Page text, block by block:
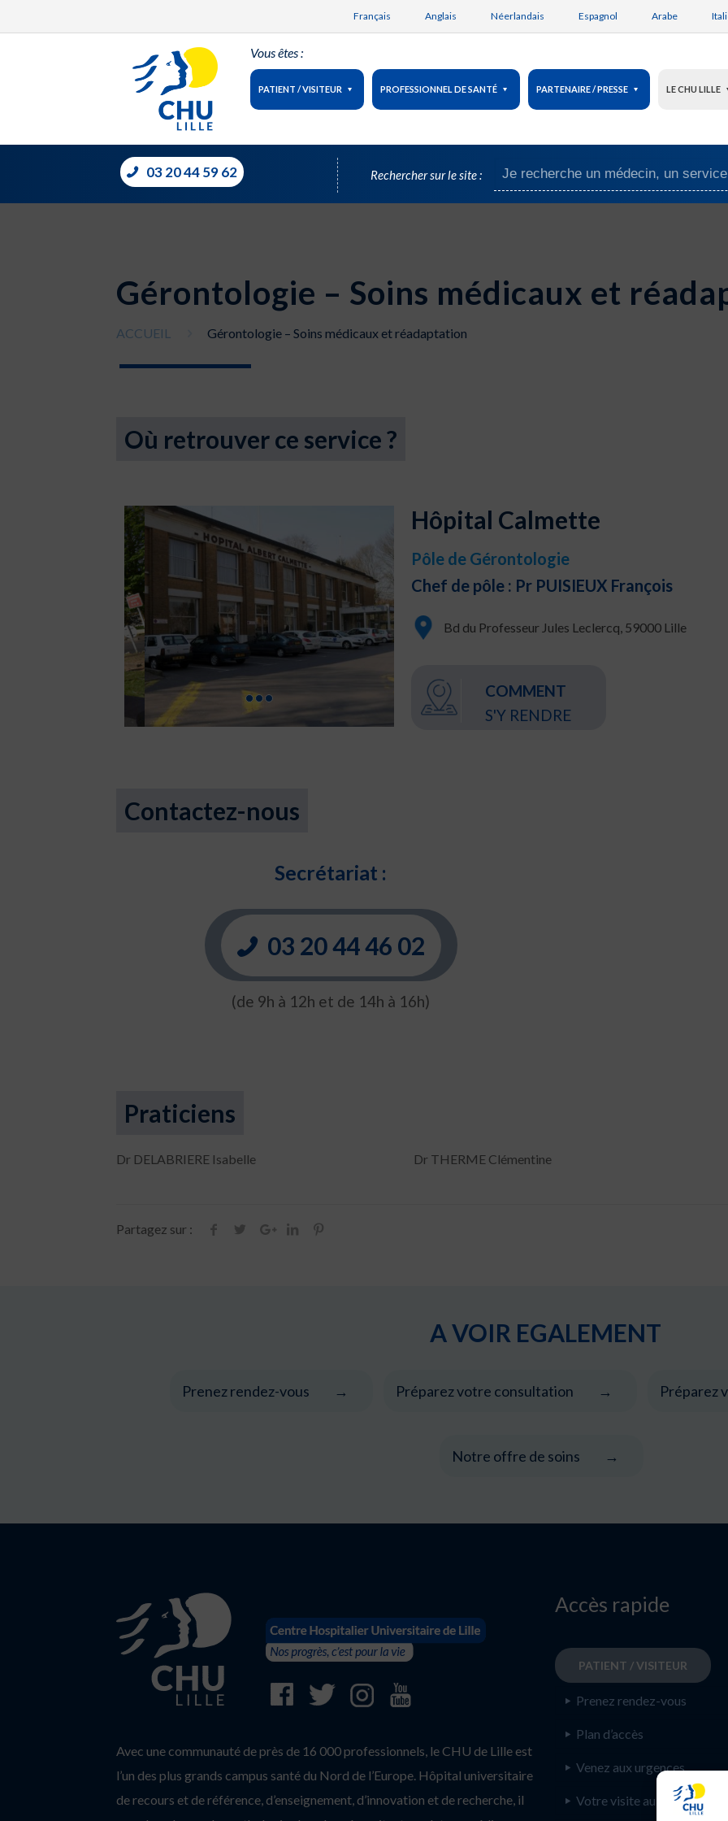
Français Anglais Néerlandais Espagnol Arabe
Vous êtes :
PATIENT / VISITEUR PROFESSIONNEL DE SANTÉ PARTENAIRE / PRESSE LE CHU LILLE
03 20 44 59 62 Rechercher sur le site :
Gérontologie – Soins médicaux et
ACCUEIL Gérontologie – Soins médicaux et réadaptation
Où retrouver ce service ?
Hôpital Calmette
Pôle de Gérontologie
Chef de pôle : Pr PUISIEUX François
Bd du Professeur Jules Leclercq, 59000 Lille
COMMENT
S'Y RENDRE
Contactez-nous
Secrétariat :
03 20 44 46 02
(de 9h à 12h et de 14h à 16h)
Praticiens
Dr DELABRIERE Isabelle Dr THERME Clémentine
Partagez sur :
A VOIR EGALEMENT
Prenez rendez-vous Préparez votre consultation Préparez
Notre offre de soins
Avec une communauté de près de 16 000 professionnels, le CHU de Lille est
l’un des plus grands campus santé du Nord de l’Europe. Hôpital universitaire
de recours et de référence, d’enseignement, d’innovation et de recherche, il
Accès rapide
PATIENT / VISITEUR
Prenez rendez-vous
Plan d’accès
Venez aux urgences
Votre visite au CHU de Lille